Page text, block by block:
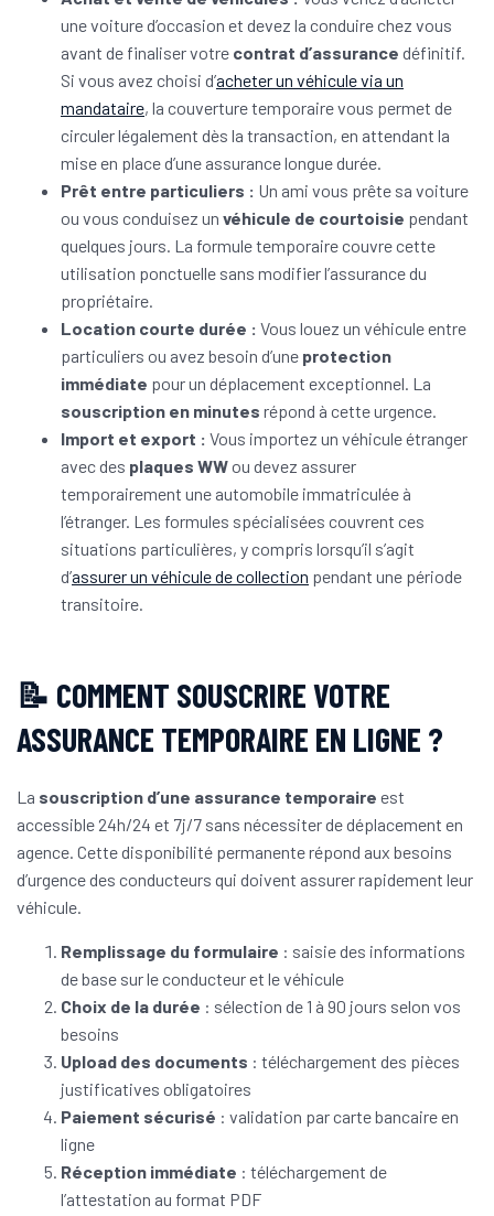
une voiture d’occasion et devez la conduire chez vous
avant de finaliser votre contrat d’assurance définitif.
Si vous avez choisi d’acheter un véhicule via un
mandataire, la couverture temporaire vous permet de
circuler légalement dès la transaction, en attendant la
mise en place d’une assurance longue durée.
Prêt entre particuliers : Un ami vous prête sa voiture
ou vous conduisez un véhicule de courtoisie pendant
quelques jours. La formule temporaire couvre cette
utilisation ponctuelle sans modifier l’assurance du
propriétaire.
Location courte durée : Vous louez un véhicule entre
particuliers ou avez besoin d’une protection
immédiate pour un déplacement exceptionnel. La
souscription en minutes répond à cette urgence.
Import et export : Vous importez un véhicule étranger
avec des plaques WWou devez assurer
temporairement une automobile immatriculée à
l’étranger. Les formules spécialisées couvrent ces
situations particulières, y compris lorsqu’il s’agit
d’assurer un véhicule de collection pendant une période
transitoire.
📝 COMMENT SOUSCRIRE VOTRE
ASSURANCE TEMPORAIRE EN LIGNE ?
La souscription d’une assurance temporaire est
accessible 24h/24 et 7j/7 sans nécessiter de déplacement en
agence. Cette disponibilité permanente répond aux besoins
d’urgence des conducteurs qui doivent assurer rapidement leur
véhicule.
Remplissage du formulaire : saisie des informations
de base sur le conducteur et le véhicule
Choix de la durée : sélection de 1 à 90 jours selon vos
besoins
Upload des documents : téléchargement des pièces
justificatives obligatoires
Paiement sécurisé : validation par carte bancaire en
ligne
Réception immédiate : téléchargement de
l’attestation au format PDF